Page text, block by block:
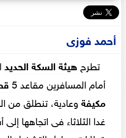
أحمد فوزى
تطرح هيئة السكة الحديد
أمام المسافرين مقاعد 5
مكيفة وعادية، تنطلق من
غدا الثلاثاء فى اتجاهها